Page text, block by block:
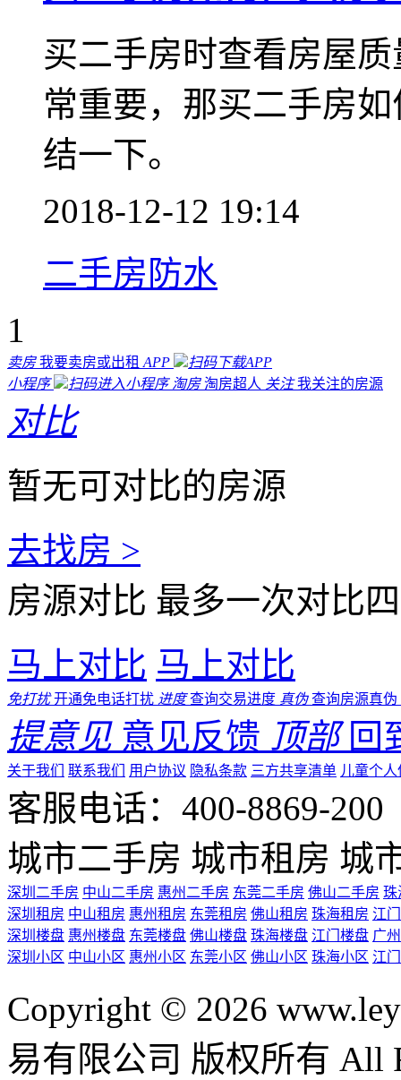
买二手房时查看房屋
常重要，那买二手房
结一下。
2018-12-12 19:14
二手房防水
1
卖房 我要卖房或出租 APP
扫码下载APP
小程序
扫码进入小程序 淘房 淘房超人 关注 我关注的房源
对比
暂无可对比的房源
去找房 >
房源对比 最多一次对比
马上对比 马上对比
免打扰 开通免电话打扰 进度 查询交易进度 真伪 查询房源真伪
提意见 意见反馈 顶部 回
关于我们 联系我们 用户协议 隐私条款 三方共享清单 儿童个
客服电话：400-8869-200
城市二手房 城市租房 城
深圳二手房 中山二手房 惠州二手房 东莞二手房 佛山二手房 珠
深圳租房 中山租房 惠州租房 东莞租房 佛山租房 珠海租房 江
深圳楼盘 惠州楼盘 东莞楼盘 佛山楼盘 珠海楼盘 江门楼盘 广
深圳小区 中山小区 惠州小区 东莞小区 佛山小区 珠海小区 江
Copyright © 2026
易有限公司 版权所有 All